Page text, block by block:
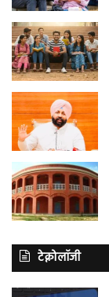
टेक्नोलॉजी